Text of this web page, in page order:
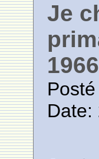
Je
1966
Date: